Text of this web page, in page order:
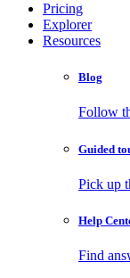
Pricing
Explorer
Resources
Blog
Follow
Guided
Pick up
Help
Find